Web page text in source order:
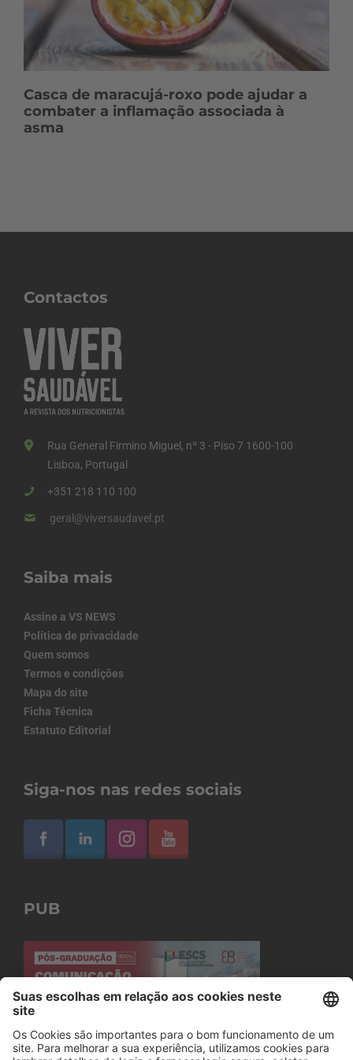
Casca de maracujá-roxo pode ajudar a
combater a inflamação associada à
asma
Contactos
Rua General Firmino Miguel, nº 3 - Piso 7 1600-100
Lisboa, Portugal
+351 218 110 100
geral@viversaudavel.pt
Saiba mais
Assine a VS NEWS
Política de privacidade
Quem somos
Termos e condições
Mapa do site
Ficha Técnica
Estatuto Editorial
Siga-nos nas redes sociais
PUB